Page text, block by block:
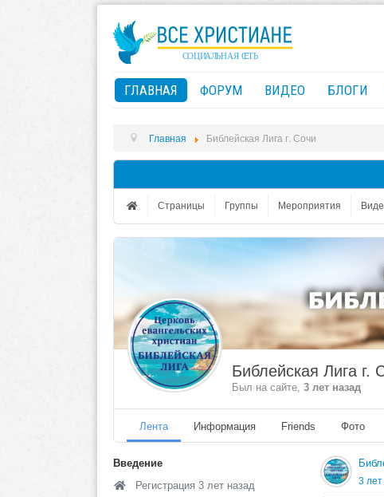
ГЛАВНАЯ ФОРУМ ВИДЕО БЛОГИ
Главная Библейская Лига г. Сочи
Страницы Группы Мероприятия
Библейская Лига г.
Был на сайте, 3 лет назад
Лента Информация Friends Фото
Введение
Регистрация 3 лет назад
3